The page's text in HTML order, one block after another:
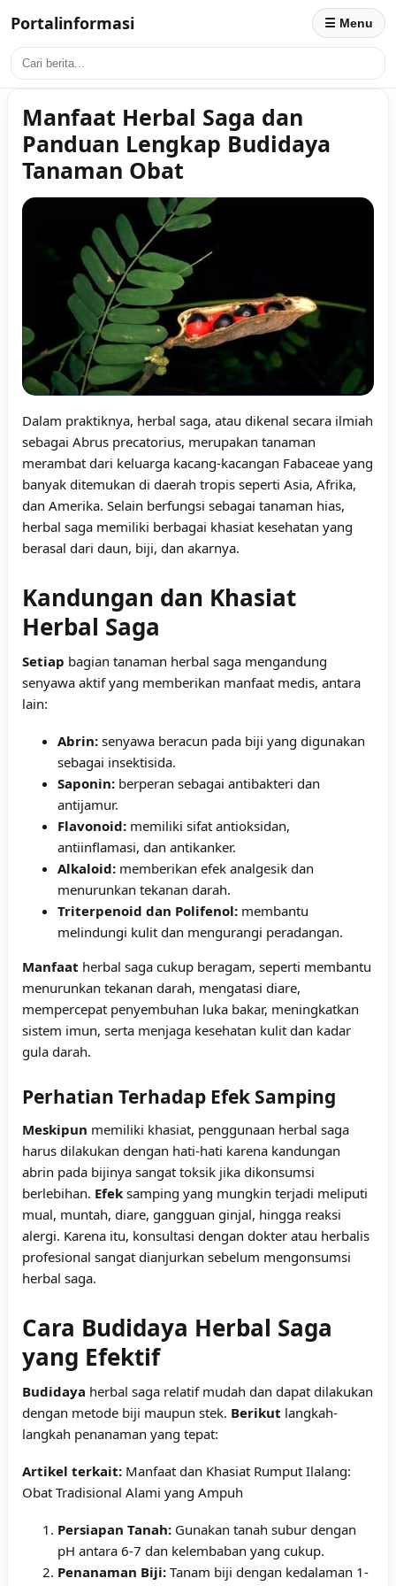
Portalinformasi ☰ Menu
Manfaat Herbal Saga dan
Panduan Lengkap Budidaya
Tanaman Obat
Dalam praktiknya, herbal saga, atau dikenal secara ilmiah
sebagai Abrus precatorius, merupakan tanaman
merambat dari keluarga kacang-kacangan Fabaceae yang
banyak ditemukan di daerah tropis seperti Asia, Afrika,
dan Amerika. Selain berfungsi sebagai tanaman hias,
herbal saga memiliki berbagai khasiat kesehatan yang
berasal dari daun, biji, dan akarnya.
Kandungan dan Khasiat
Herbal Saga
Setiap bagian tanaman herbal saga mengandung
senyawa aktif yang memberikan manfaat medis, antara
lain:
Abrin: senyawa beracun pada biji yang digunakan
sebagai insektisida.
Saponin: berperan sebagai antibakteri dan
antijamur.
Flavonoid: memiliki sifat antioksidan,
antiinflamasi, dan antikanker.
Alkaloid: memberikan efek analgesik dan
menurunkan tekanan darah.
Triterpenoid dan Polifenol: membantu
melindungi kulit dan mengurangi peradangan.
Manfaat herbal saga cukup beragam, seperti membantu
menurunkan tekanan darah, mengatasi diare,
mempercepat penyembuhan luka bakar, meningkatkan
sistem imun, serta menjaga kesehatan kulit dan kadar
gula darah.
Perhatian Terhadap Efek Samping
Meskipun memiliki khasiat, penggunaan herbal saga
harus dilakukan dengan hati-hati karena kandungan
abrin pada bijinya sangat toksik jika dikonsumsi
berlebihan. Efek samping yang mungkin terjadi meliputi
mual, muntah, diare, gangguan ginjal, hingga reaksi
alergi. Karena itu, konsultasi dengan dokter atau herbalis
profesional sangat dianjurkan sebelum mengonsumsi
herbal saga.
Cara Budidaya Herbal Saga
yang Efektif
Budidaya herbal saga relatif mudah dan dapat dilakukan
dengan metode biji maupun stek. Berikut langkah-
langkah penanaman yang tepat:
Artikel terkait: Manfaat dan Khasiat Rumput Ilalang:
Obat Tradisional Alami yang Ampuh
Persiapan Tanah: Gunakan tanah subur dengan
pH antara 6-7 dan kelembaban yang cukup.
Penanaman Biji: Tanam biji dengan kedalaman 1-